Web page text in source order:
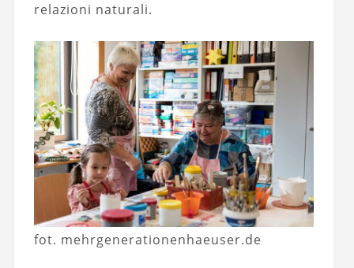
relazioni naturali.
fot. mehrgenerationenhaeuser.de